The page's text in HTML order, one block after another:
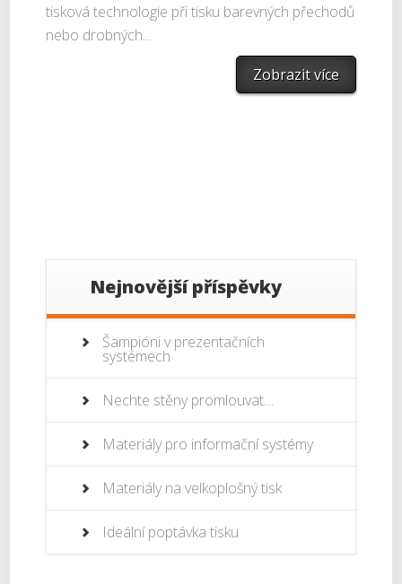
tisková technologie při tisku barevných přechodů
nebo drobných...
Zobrazit více
Nejnovější příspěvky
Šampióni v prezentačních
systémech
Nechte stěny promlouvat…
Materiály pro informační systémy
Materiály na velkoplošný tisk
Ideální poptávka tisku